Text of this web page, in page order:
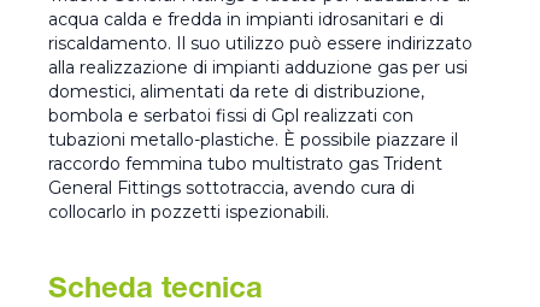
acqua calda e fredda in impianti idrosanitari e di
riscaldamento. Il suo utilizzo può essere indirizzato
alla realizzazione di impianti adduzione gas per usi
domestici, alimentati da rete di distribuzione,
bombola e serbatoi fissi di Gpl realizzati con
tubazioni metallo-plastiche. È possibile piazzare il
raccordo femmina tubo multistrato gas Trident
General Fittings sottotraccia, avendo cura di
collocarlo in pozzetti ispezionabili.
Scheda tecnica